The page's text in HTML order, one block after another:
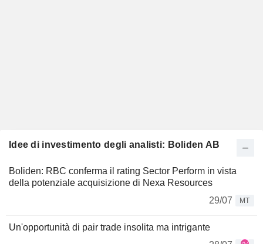
Idee di investimento degli analisti: Boliden AB
Boliden: RBC conferma il rating Sector Perform in vista
della potenziale acquisizione di Nexa Resources
29/07
MT
Un'opportunità di pair trade insolita ma intrigante